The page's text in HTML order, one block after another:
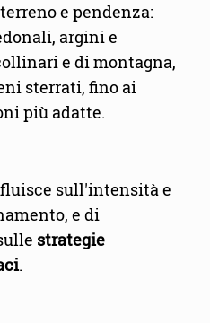
e pendenza:
argini e
e di montagna,
sterrati, fino ai
più adatte.
sull'intensità e
e di
strategie
.